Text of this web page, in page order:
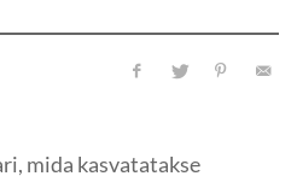
mida kasvatatakse